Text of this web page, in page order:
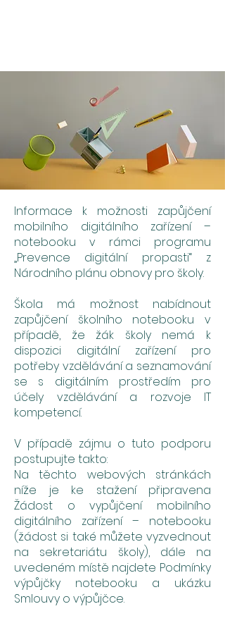
Informace k možnosti zapůjčení
mobilního digitálního zařízení –
notebooku v rámci programu
„Prevence digitální propasti“ z
Národního plánu obnovy pro školy.
Škola má možnost nabídnout
zapůjčení školního notebooku v
případě, že žák školy nemá k
dispozici digitální zařízení pro
potřeby vzdělávání a seznamování
se s digitálním prostředím pro
účely vzdělávání a rozvoje IT
kompetencí.
V případě zájmu o tuto podporu
postupujte takto:
Na těchto webových stránkách
níže je ke stažení připravena
Žádost o vypůjčení mobilního
digitálního zařízení – notebooku
(žádost si také můžete vyzvednout
na sekretariátu školy), dále na
uvedeném místě najdete Podmínky
výpůjčky notebooku a ukázku
Smlouvy o výpůjčce.